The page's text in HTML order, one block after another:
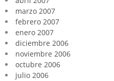
marzo 2007
febrero 2007
enero 2007
diciembre 2006
noviembre 2006
octubre 2006
julio 2006